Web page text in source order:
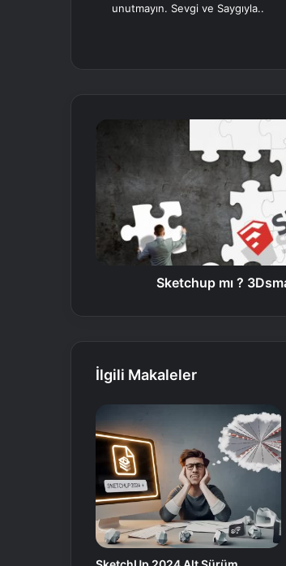
unutmayın. Sevgi ve Saygıyla..
Sketchup mı ?
İlgili Makaleler